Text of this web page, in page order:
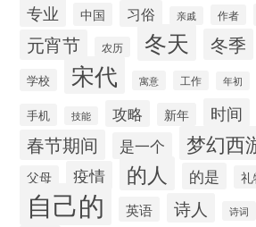
专业 中国 习俗 亲戚 作者
元宵节 农历 冬天 冬季
学校 宋代 寓意 工作 年初
手机 技能 攻略 新年 时间
春节期间 是一个 梦幻西
父母 疫情 的人 的是 礼
自己的 英语 诗人 诗词